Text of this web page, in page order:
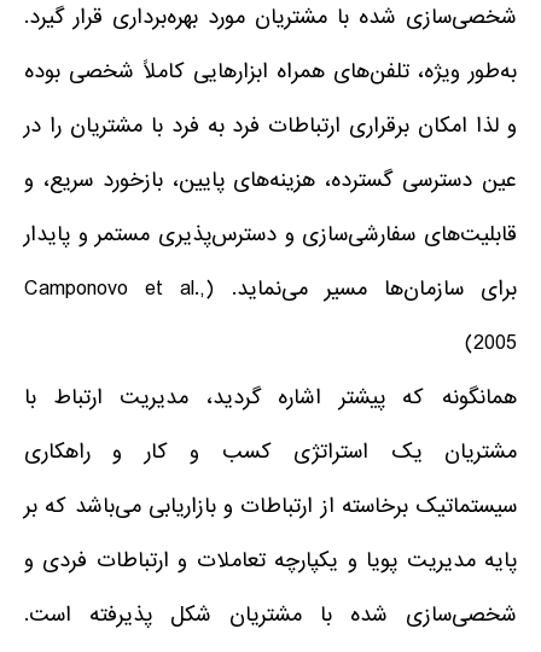
شخصی‌سازی شده با مشتریان مورد بهره‌برداری قرار گیرد.
به‌طور ویژه، تلفن‌های همراه ابزارهایی کاملاً شخصی بوده
و لذا امکان برقراری ارتباطات فرد به فرد با مشتریان را در
عین دسترسی گسترده، هزینه‌های پایین، بازخورد سریع، و
قابلیت‌های سفارشی‌سازی و دسترس‌پذیری مستمر و پایدار
برای سازمان‌ها مسیر می‌نماید. (Camponovo et al.,
2005)
همانگونه که پیشتر اشاره گردید، مدیریت ارتباط با
مشتریان یک استراتژی کسب و کار و راهکاری
سیستماتیک برخاسته از ارتباطات و بازاریابی می‌باشد که بر
پایه مدیریت پویا و یکپارچه تعاملات و ارتباطات فردی و
شخصی‌سازی شده با مشتریان شکل پذیرفته است.